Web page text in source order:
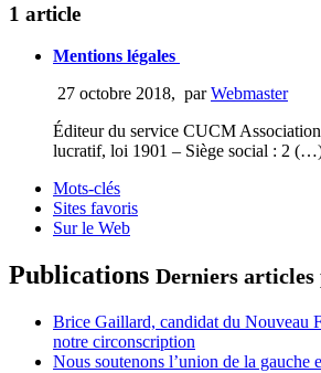
1 article
Mentions légales
27 octobre 2018, parWebmaster
Éditeur du service CUCM
lucratif, loi 1901 – Siège social : 2
Mots-clés
Sites favoris
Sur le Web
Publications Derniers articles
Brice Gaillard, candidat du Nouveau
notre circonscription
Nous soutenons l’union de la gauche